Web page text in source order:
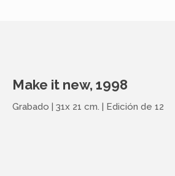
Make it new, 1998
Grabado | 31x 21 cm. | Edición de 12